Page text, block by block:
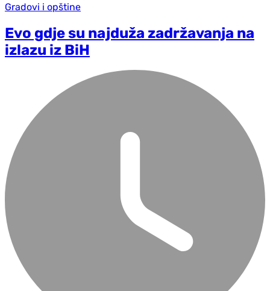
Gradovi i opštine
Evo gdje su najduža zadržavanja na
izlazu iz BiH